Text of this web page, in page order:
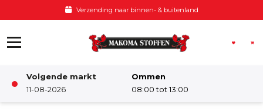
Verzending naar binnen- & buitenland
Volgende markt
11-08-2026
Ommen
08:00 tot 13:00